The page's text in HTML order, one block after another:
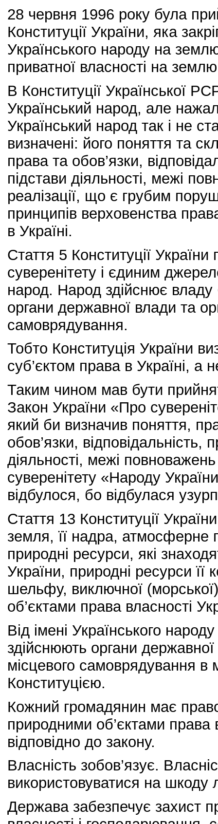
28 червня 1996 року була
Конституції України, яка
Українського народу на
приватної власності на
В Конституції Української
Український народ, але
Український народ так і не
визначені: його поняття та
права та обов’язки,
підстави діяльності, межі
реалізації, що є грубим
принципів верховенства
в Україні.
Стаття 5 Конституції
суверенітету і єдиним
народ. Народ здійснює владу
органи державної влади та
самоврядування.
Тобто Конституція України
суб’єктом права в Україні, а
Таким чином мав бути
Закон України «Про
який би визначив поняття,
обов’язки, відповідальність,
діяльності, межі повноважень
суверенітету «Народу
відбулося, бо відбулася
Стаття 13 Конституції
земля, її надра, атмосферне
природні ресурси, які
України, природні ресурси її
шельфу, виключної
об’єктами права власності
Від імені Українського
здійснюють органи
місцевого самоврядування в
Конституцією.
Кожний громадянин має
природними об’єктами права
відповідно до закону.
Власність зобов’язує.
використовуватися на шкоду
Держава забезпечує захист